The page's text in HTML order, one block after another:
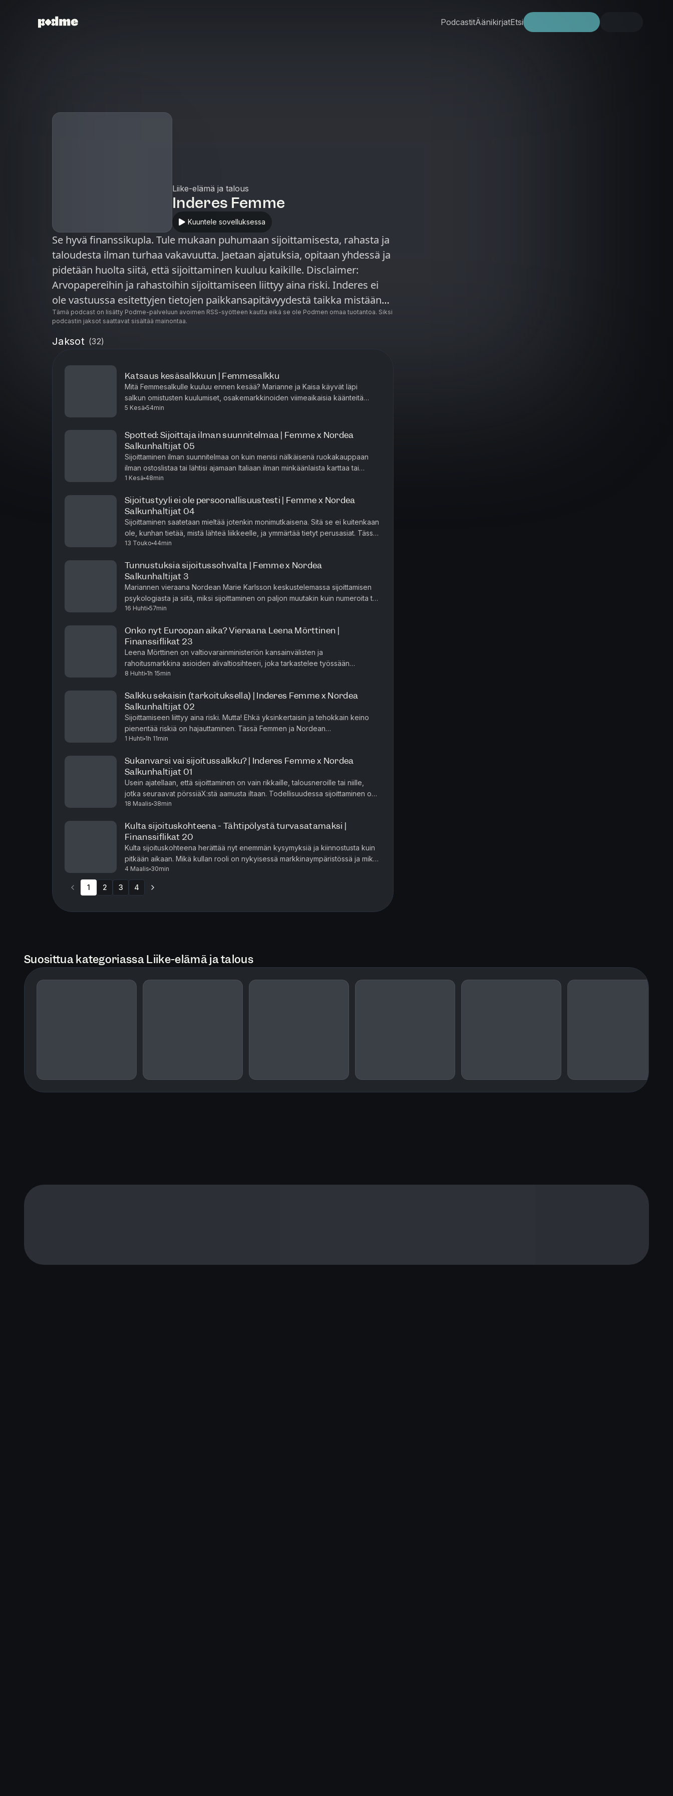
PodcastitÄänikirjatEtsi
Liike-elämä ja talous
Inderes Femme
Kuuntele sovelluksessa
Se hyvä finanssikupla. Tule mukaan puhumaan sijoittamisesta, rahasta ja
taloudesta ilman turhaa vakavuutta. Jaetaan ajatuksia, opitaan yhdessä ja
pidetään huolta siitä, että sijoittaminen kuuluu kaikille. Disclaimer:
Arvopapereihin ja rahastoihin sijoittamiseen liittyy aina riski. Inderes ei
ole vastuussa esitettyjen tietojen paikkansapitävyydestä taikka mistään
menetyksistä tai muista vahingoista, jotka johtuvat siitä, että katsoja
osapuolien sisältöihin. Tämä sisältö on tarkoitettu vain tieto- ja
Tämä podcast on lisätty Podme-palveluun avoimen RSS-syötteen kautta eikä se ole Podmen omaa tuotantoa. Siksi
podcastin jaksot saattavat sisältää mainontaa.
Jaksot (32)
Katsaus kesäsalkkuun | Femmesalkku
Mitä Femmesalkulle kuuluu ennen kesää? Marianne ja Kaisa käyvät läpi
salkun omistusten kuulumiset, osakemarkkinoiden viimeaikaisia käänteitä
sekä sitä, miksi salkun strategia ei nojaa momentum-sijoitt...
5 Kesä 54min
Spotted: Sijoittaja ilman suunnitelmaa | Femme x Nordea
Salkunhaltijat 05
Sijoittaminen ilman suunnitelmaa on kuin menisi nälkäisenä ruokakauppaan
ilman ostoslistaa tai lähtisi ajamaan Italiaan ilman minkäänlaista karttaa tai
navigaattoria. Hyvä sijoitussuunnitelma sen sija...
1 Kesä 48min
Sijoitustyyli ei ole persoonallisuustesti | Femme x Nordea
Salkunhaltijat 04
Sijoittaminen saatetaan mieltää jotenkin monimutkaisena. Sitä se ei kuitenkaan
ole, kunhan tietää, mistä lähteä liikkeelle, ja ymmärtää tietyt perusasiat. Tässä
Femmen ja Nordean yhteistyöjaksossa Tii...
13 Touko 44min
Tunnustuksia sijoitussohvalta | Femme x Nordea
Salkunhaltijat 3
Mariannen vieraana Nordean Marie Karlsson keskustelemassa sijoittamisen
psykologiasta ja siitä, miksi sijoittaminen on paljon muutakin kuin numeroita tai
markkinoiden ajoittamista. Keskustelussa pureu...
16 Huhti 57min
Onko nyt Euroopan aika? Vieraana Leena Mörttinen |
Finanssiflikat 23
Leena Mörttinen on valtiovarainministeriön kansainvälisten ja
rahoitusmarkkina asioiden alivaltiosihteeri, joka tarkastelee työssään
talouden, rahoitusmarkkinoiden ja kansainvälisen politiikan isoja l...
8 Huhti 1h 15min
Salkku sekaisin (tarkoituksella) | Inderes Femme x Nordea
Salkunhaltijat 02
Sijoittamiseen liittyy aina riski. Mutta! Ehkä yksinkertaisin ja tehokkain keino
pienentää riskiä on hajauttaminen. Tässä Femmen ja Nordean
yhteistyöjaksossa Tiina Raininko Nordealta ja Kaisa Vanha-Pe...
1 Huhti 1h 11min
Sukanvarsi vai sijoitussalkku? | Inderes Femme x Nordea
Salkunhaltijat 01
Usein ajatellaan, että sijoittaminen on vain rikkaille, talousneroille tai niille,
jotka seuraavat pörssiäX:stä aamusta iltaan. Todellisuudessa sijoittaminen on
itse asiassa yksi parhaita tapoja toteu...
18 Maalis 38min
Kulta sijoituskohteena - Tähtipölystä turvasatamaksi |
Finanssiflikat 20
Kulta sijoituskohteena herättää nyt enemmän kysymyksiä ja kiinnostusta kuin
pitkään aikaan. Mikä kullan rooli on nykyisessä markkinaympäristössä ja miksi
se on jatkuvasti otsikoissa? Mariannen kanssa ...
4 Maalis 30min
1 2 3 4
Suosittua kategoriassa Liike-elämä ja talous